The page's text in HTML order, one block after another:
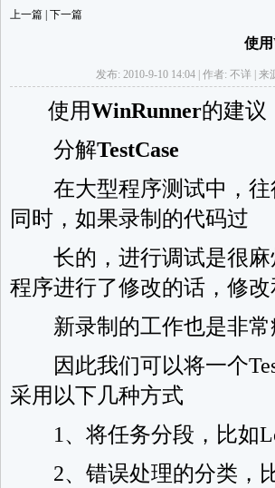
上一篇 下一篇
使
发布: 2010-9-10 14:04 | 作者: 不详 |
使用WinRunner的建议
分解TestCase
在大型程序测试中，往
同时，如果录制的代码过
长的，进行调试是很麻
程序进行了修改的话，修改
新录制的工作也是非常
因此我们可以将一个
采用以下几种方式
1、将任务分段，比如
2、错误处理的分类，比